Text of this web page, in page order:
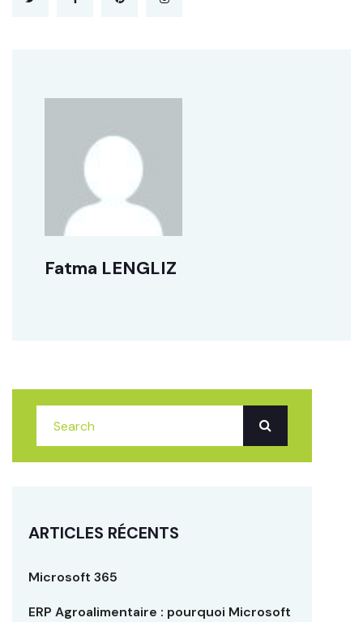
Fatma LENGLIZ
ARTICLES RÉCENTS
Microsoft 365
ERP Agroalimentaire : pourquoi Microsoft